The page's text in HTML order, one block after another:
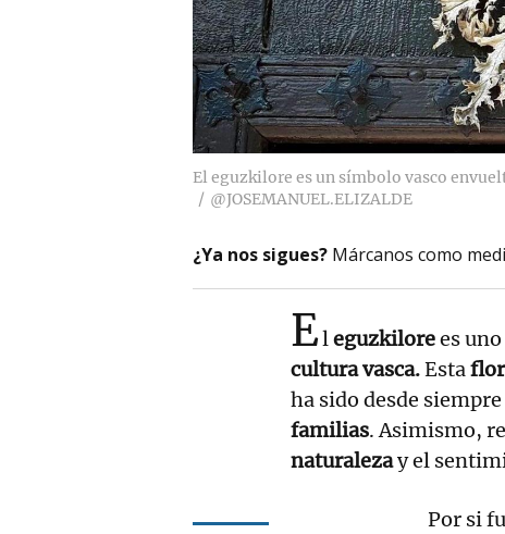
El eguzkilore es un símbolo vasco
@JOSEMANUEL.ELIZALDE
¿Ya nos sigues? Márcanos como
Eleguzkilorees
cultura vasca.Estaflor
ha sido desde siempre
familias. Asimismo,
naturalezay el
Por si